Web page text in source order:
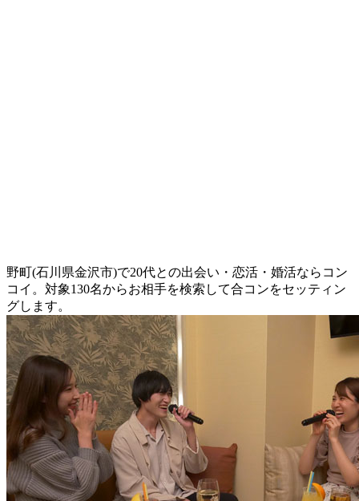
野町(石川県金沢市)で20代との出会い・恋活・婚活ならコン
コイ。対象130名からお相手を検索して合コンをセッティン
グします。